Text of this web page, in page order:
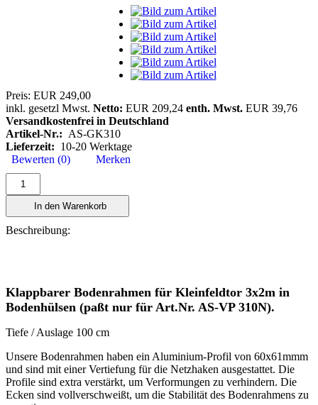
Preis: EUR 249,00
inkl. gesetzl Mwst. Netto: EUR 209,24 enth. Mwst. EUR 39,76
Versandkostenfrei in Deutschland
Artikel-Nr.: AS-GK310
Lieferzeit: 10-20 Werktage
Bewerten (0)
Merken
In den Warenkorb
Beschreibung:
Klappbarer Bodenrahmen für Kleinfeldtor 3x2m in
Bodenhülsen (paßt nur für Art.Nr. AS-VP 310N).
Tiefe / Auslage 100 cm
Unsere Bodenrahmen haben ein Aluminium-Profil von 60x61mmm
und sind mit einer Vertiefung für die Netzhaken ausgestattet. Die
Profile sind extra verstärkt, um Verformungen zu verhindern. Die
Ecken sind vollverschweißt, um die Stabilität des Bodenrahmens zu